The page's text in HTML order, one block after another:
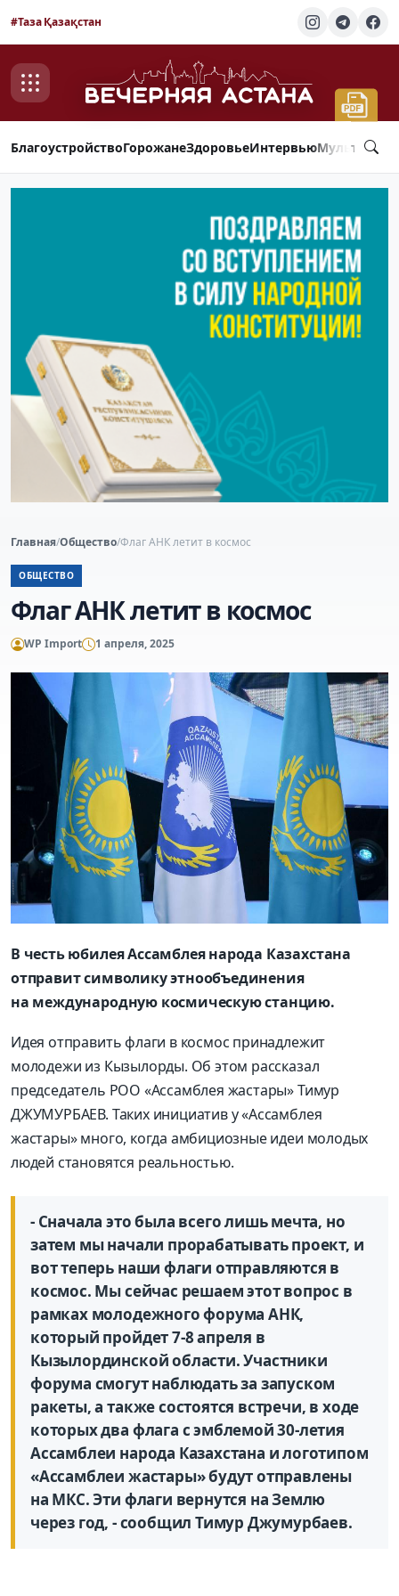
#Таза Қазақстан
БлагоустройствоГорожанеЗдоровьеИнтервью
Главная/Общество/Флаг АНК летит в космос
ОБЩЕСТВО
Флаг АНК летит в космос
WP Import 1 апреля, 2025
В честь юбилея Ассамблея народа Казахстана
отправит символику этнообъединения
на международную космическую станцию.
Идея отправить флаги в космос принадлежит
молодежи из Кызылорды. Об этом рассказал
председатель РОО «Ассамблея жастары» Тимур
ДЖУМУРБАЕВ. Таких инициатив у «Ассамблея
жастары» много, когда амбициозные идеи молодых
людей становятся реальностью.
- Сначала это была всего лишь мечта, но
затем мы начали прорабатывать проект, и
вот теперь наши флаги отправляются в
космос. Мы сейчас решаем этот вопрос в
рамках молодежного форума АНК,
который пройдет 7-8 апреля в
Кызылординской области. Участники
форума смогут наблюдать за запуском
ракеты, а также состоятся встречи, в ходе
которых два флага с эмблемой 30-летия
Ассамблеи народа Казахстана и логотипом
«Ассамблеи жастары» будут отправлены
на МКС. Эти флаги вернутся на Землю
через год, - сообщил Тимур Джумурбаев.